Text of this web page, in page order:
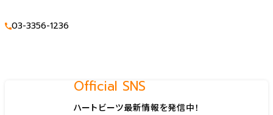
03-3356-1236
Official SNS
ハートビーツ最新情報を発信中！